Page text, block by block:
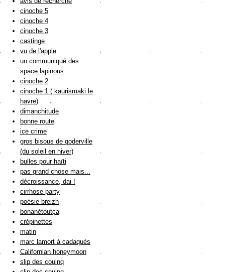
cinoche 5
cinoche 4
cinoche 3
castinge
vu de l'apple
un communiqué des
space lapinous
cinoche 2
cinoche 1 ( kaurismaki le
havre)
dimanchitude
bonne route
ice crime
gros bisous de goderville
(du soleil en hiver)
bulles pour haïti
pas grand chose mais...
décroissance, dai !
cirrhose party
poésie breizh
bonanétoutça
crépinettes
matin
marc lamort à cadaqués
Californian honeymoon
slip des couinq